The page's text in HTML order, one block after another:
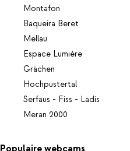
Montafon
Baqueira Beret
Mellau
Espace Lumière
Grächen
Hochpustertal
Serfaus - Fiss - Ladis
Meran 2000
Populaire webcams